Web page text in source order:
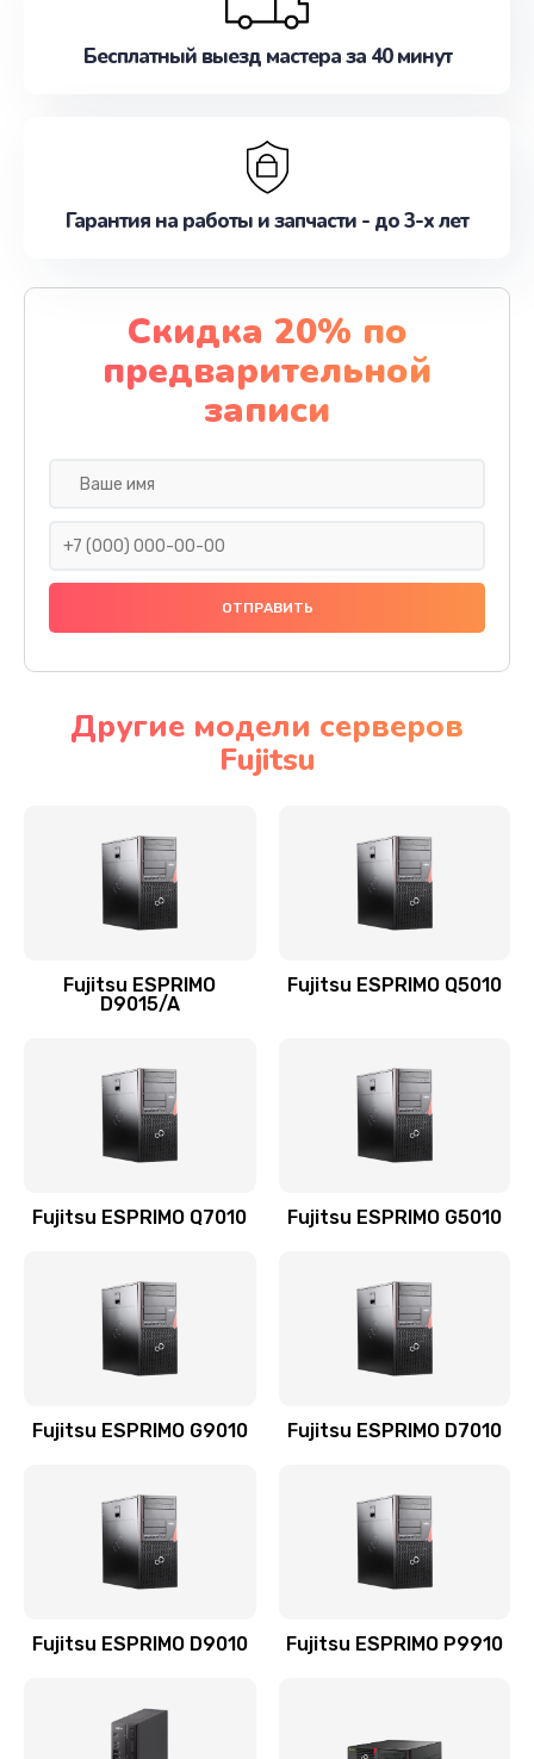
Бесплатный выезд мастера за 40 минут
Гарантия на работы и запчасти - до 3-х лет
Скидка 20% по
предварительной
записи
Другие модели серверов
Fujitsu
Fujitsu ESPRIMO
D9015/A
Fujitsu ESPRIMO Q5010
Fujitsu ESPRIMO Q7010 Fujitsu ESPRIMO G5010
Fujitsu ESPRIMO G9010 Fujitsu ESPRIMO D7010
Fujitsu ESPRIMO D9010 Fujitsu ESPRIMO P9910